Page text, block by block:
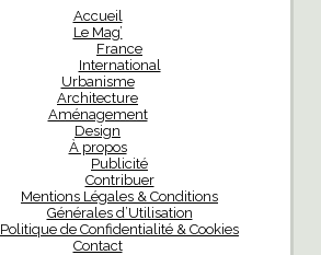
Accueil
Le Mag’
France
International
Urbanisme
Architecture
Aménagement
Design
À propos
Publicité
Contribuer
Mentions Légales & Conditions
Générales d’Utilisation
Politique de Confidentialité & Cookies
Contact